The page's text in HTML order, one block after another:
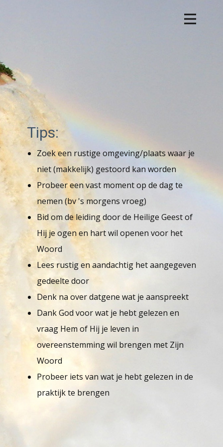
Tips:
Zoek een rustige omgeving/plaats waar je
niet (makkelijk) gestoord kan worden
Probeer een vast moment op de dag te
nemen (bv 's morgens vroeg)
Bid om de leiding door de Heilige Geest of
Hij je ogen en hart wil openen voor het
Woord
Lees rustig en aandachtig het aangegeven
gedeelte door
Denk na over datgene wat je aanspreekt
Dank God voor wat je hebt gelezen en
vraag Hem of Hij je leven in
overeenstemming wil brengen met Zijn
Woord
Probeer iets van wat je hebt gelezen in de
praktijk te brengen